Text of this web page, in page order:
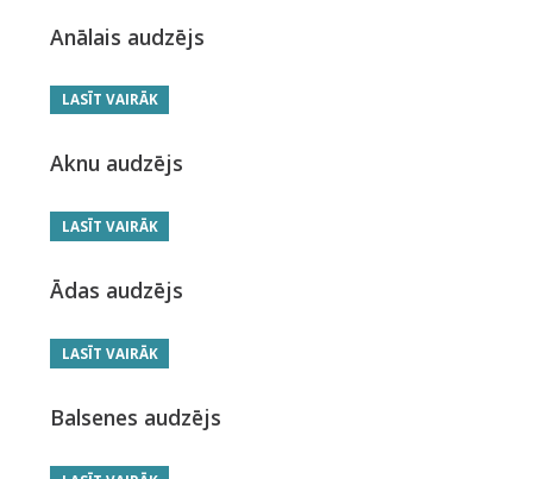
Anālais audzējs
LASĪT VAIRĀK
Aknu audzējs
LASĪT VAIRĀK
Ādas audzējs
LASĪT VAIRĀK
Balsenes audzējs